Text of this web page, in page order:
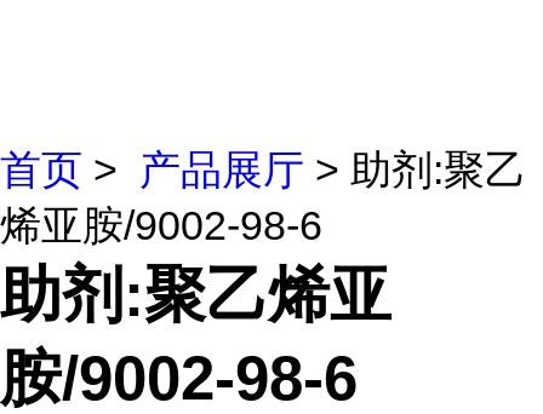
首页 > 产品展厅 > 助剂:聚乙
烯亚胺/9002-98-6
助剂:聚乙烯亚
胺/9002-98-6